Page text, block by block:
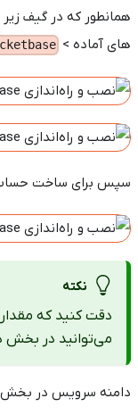
همانطور که در گیف
های آماده >
سپس برای ساخت
نکته
دقت کنید که مقدار
می‌توانید در بخش
دامنه سرویس در بخش